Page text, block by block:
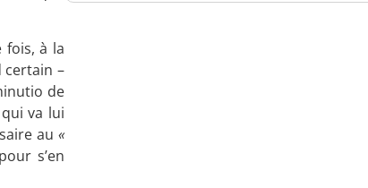
fois, à la
certain –
de
va lui
au «
s’en